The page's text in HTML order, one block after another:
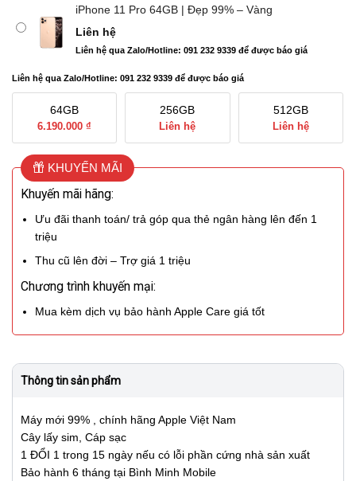
iPhone 11 Pro 64GB | Đẹp 99% – Vàng
Liên hệ
Liên hệ qua Zalo/Hotline: 091 232 9339 để được báo giá
Liên hệ qua Zalo/Hotline: 091 232 9339 để được báo giá
64GB
6.190.000 ₫
256GB
Liên hệ
512GB
Liên hệ
KHUYẾN MÃI
Khuyến mãi hãng:
Ưu đãi thanh toán/ trả góp qua thẻ ngân hàng lên đến 1
triệu
Thu cũ lên đời – Trợ giá 1 triệu
Chương trình khuyến mại:
Mua kèm dịch vụ bảo hành Apple Care giá tốt
Thông tin sản phẩm
Máy mới 99% , chính hãng Apple Việt Nam
Cây lấy sim, Cáp sạc
1 ĐỔI 1 trong 15 ngày nếu có lỗi phần cứng nhà sản xuất
Bảo hành 6 tháng tại Bình Minh Mobile